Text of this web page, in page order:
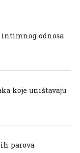
intimnog odnosa
koje uništavaju
parova